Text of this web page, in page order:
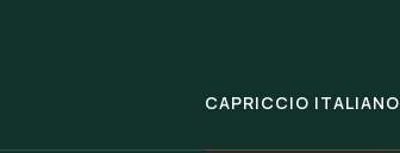
CAPRICCIO ITALIANO